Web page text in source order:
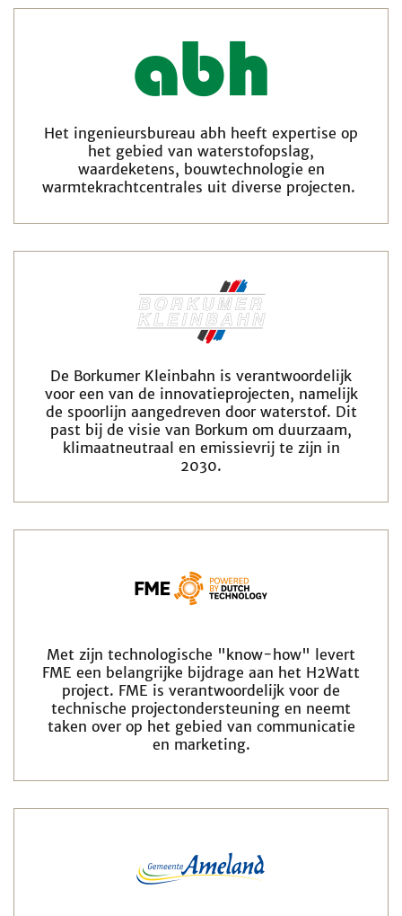
Het ingenieursbureau abh heeft expertise op
het gebied van waterstofopslag,
waardeketens, bouwtechnologie en
warmtekrachtcentrales uit diverse projecten.
De Borkumer Kleinbahn is verantwoordelijk
voor een van de innovatieprojecten, namelijk
de spoorlijn aangedreven door waterstof. Dit
past bij de visie van Borkum om duurzaam,
klimaatneutraal en emissievrij te zijn in
2030.
Met zijn technologische "know-how" levert
FME een belangrijke bijdrage aan het H2Watt
project. FME is verantwoordelijk voor de
technische projectondersteuning en neemt
taken over op het gebied van communicatie
en marketing.